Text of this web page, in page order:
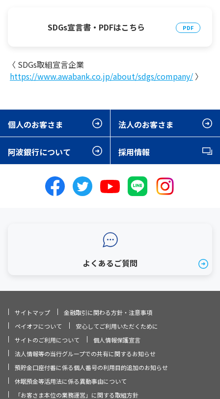
SDGs宣言書・PDFはこちら
〈 SDGs取組宣言企業
https://www.awabank.co.jp/about/sdgs/company/ 〉
個人のお客さま 法人のお客さま
阿波銀行について 採用情報
よくあるご質問
サイトマップ
金融取引に関わる方針・注意事項
ペイオフについて
安心してご利用いただくために
サイトのご利用について
個人情報保護宣言
法人情報等の当行グループでの共有に関するお知らせ
預貯金口座付番に係る個人番号の利用目的追加のお知らせ
休眠預金等活用法に係る異動事由について
「お客さま本位の業務運営」に関する取組方針